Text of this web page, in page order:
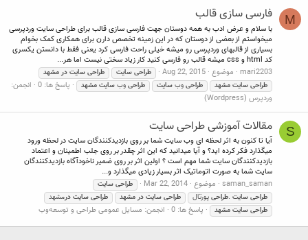
M فارسی سازی قالب
با سلام و عرض ادب به همه دوستان جهت فارسی سازی قالب برای طراحی سایت وردپرسی
میخواستم از بعضی از دوستان که در این زمینه تخصص دارن برای همکاری کمک بخوام
بسیاری از قالبهای وردپرسی رو میشه خیلی راحت فارسی کرد یعنی فقط با دانستن یکسری
کد html و css میشه قالب رو فارسی کنید کار زیاد سختی نیست اما هر...
mari2203 موضوع Aug 22, 2015 طراحی سایت طراحی سایت در مشهد
طراحی سایت مشهد طراحی وب سایت طراحی وب سایت مشهد پاسخ ها: 0
انجمن:
وردپرس (Wordpress)
S مقالات آموزشی طراحی سایت
آیا تا کنون به اثر لحظه ای وب سایت شما بر روی بازدیدکنندگان سایت در لحظه ورود
میگذارد فکر کرده اید؟ و آیا میدانید که این اثر چقدر بر روی جلب اطمینان و اعتماد
بازدیدکنندگان سایت شما مهم است ؟ اولین اثر بر روی ضمیر ناخودآگاه بازدیدکنندگان
سایت شما به صورت اتوماتیک اثر بسیار زیادی میگذارد و...
saman_saman موضوع Mar 22, 2014 طراحی سایت
طراحی سایت .طراحی پورتال طراحی سایت در مشهد طراحی سایت درمشهد
طراحی سایت مشهد پاسخ ها: 0 انجمن: مسایل عمومی طراحی و توسعه‌وب